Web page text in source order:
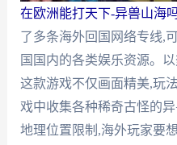
在欧洲能打天下-异兽山海
了多条海外回国网络专线,
国国内的各类娱乐资源。
这款游戏不仅画面精美,玩
戏中收集各种稀奇古怪的
地理位置限制,海外玩家要